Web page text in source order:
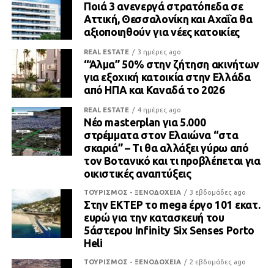
Ποιά 3 ανενεργά στρατόπεδα σε
Αττική, Θεσσαλονίκη και Αχαΐα θα
αξιοποιηθούν για νέες κατοικίες
REAL ESTATE 3 ημέρες ago
“Άλμα” 50% στην ζήτηση ακινήτων
για εξοχική κατοικία στην Ελλάδα
από ΗΠΑ και Καναδά το 2026
REAL ESTATE 4 ημέρες ago
Νέο masterplan για 5.000
στρέμματα στον Ελαιώνα “στα
σκαριά” – Τι θα αλλάξει γύρω από
τον Βοτανικό και τι προβλέπεται για
οικιστικές αναπτύξεις
ΤΟΥΡΙΣΜΟΣ - ΞΕΝΟΔΟΧΕΙΑ 3 εβδομάδες ago
Στην ΕΚΤΕΡ το mega έργο 101 εκατ.
ευρώ για την κατασκευή του
5άστερου Infinity Six Senses Porto
Heli
ΤΟΥΡΙΣΜΟΣ - ΞΕΝΟΔΟΧΕΙΑ 2 εβδομάδες ago